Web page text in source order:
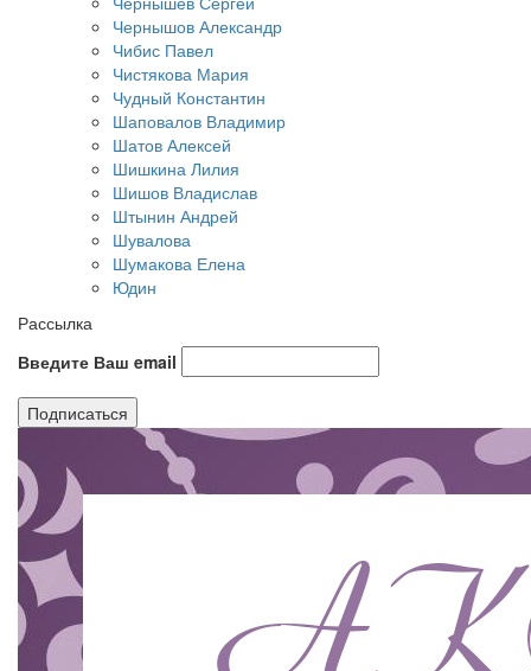
Чернышов Александр
Чибис Павел
Чистякова Мария
Чудный Константин
Шаповалов Владимир
Шатов Алексей
Шишкина Лилия
Шишов Владислав
Штынин Андрей
Шувалова
Шумакова Елена
Юдин
Рассылка
Введите Ваш email